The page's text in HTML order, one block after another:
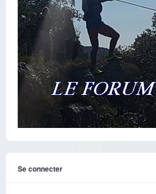
Se connecter